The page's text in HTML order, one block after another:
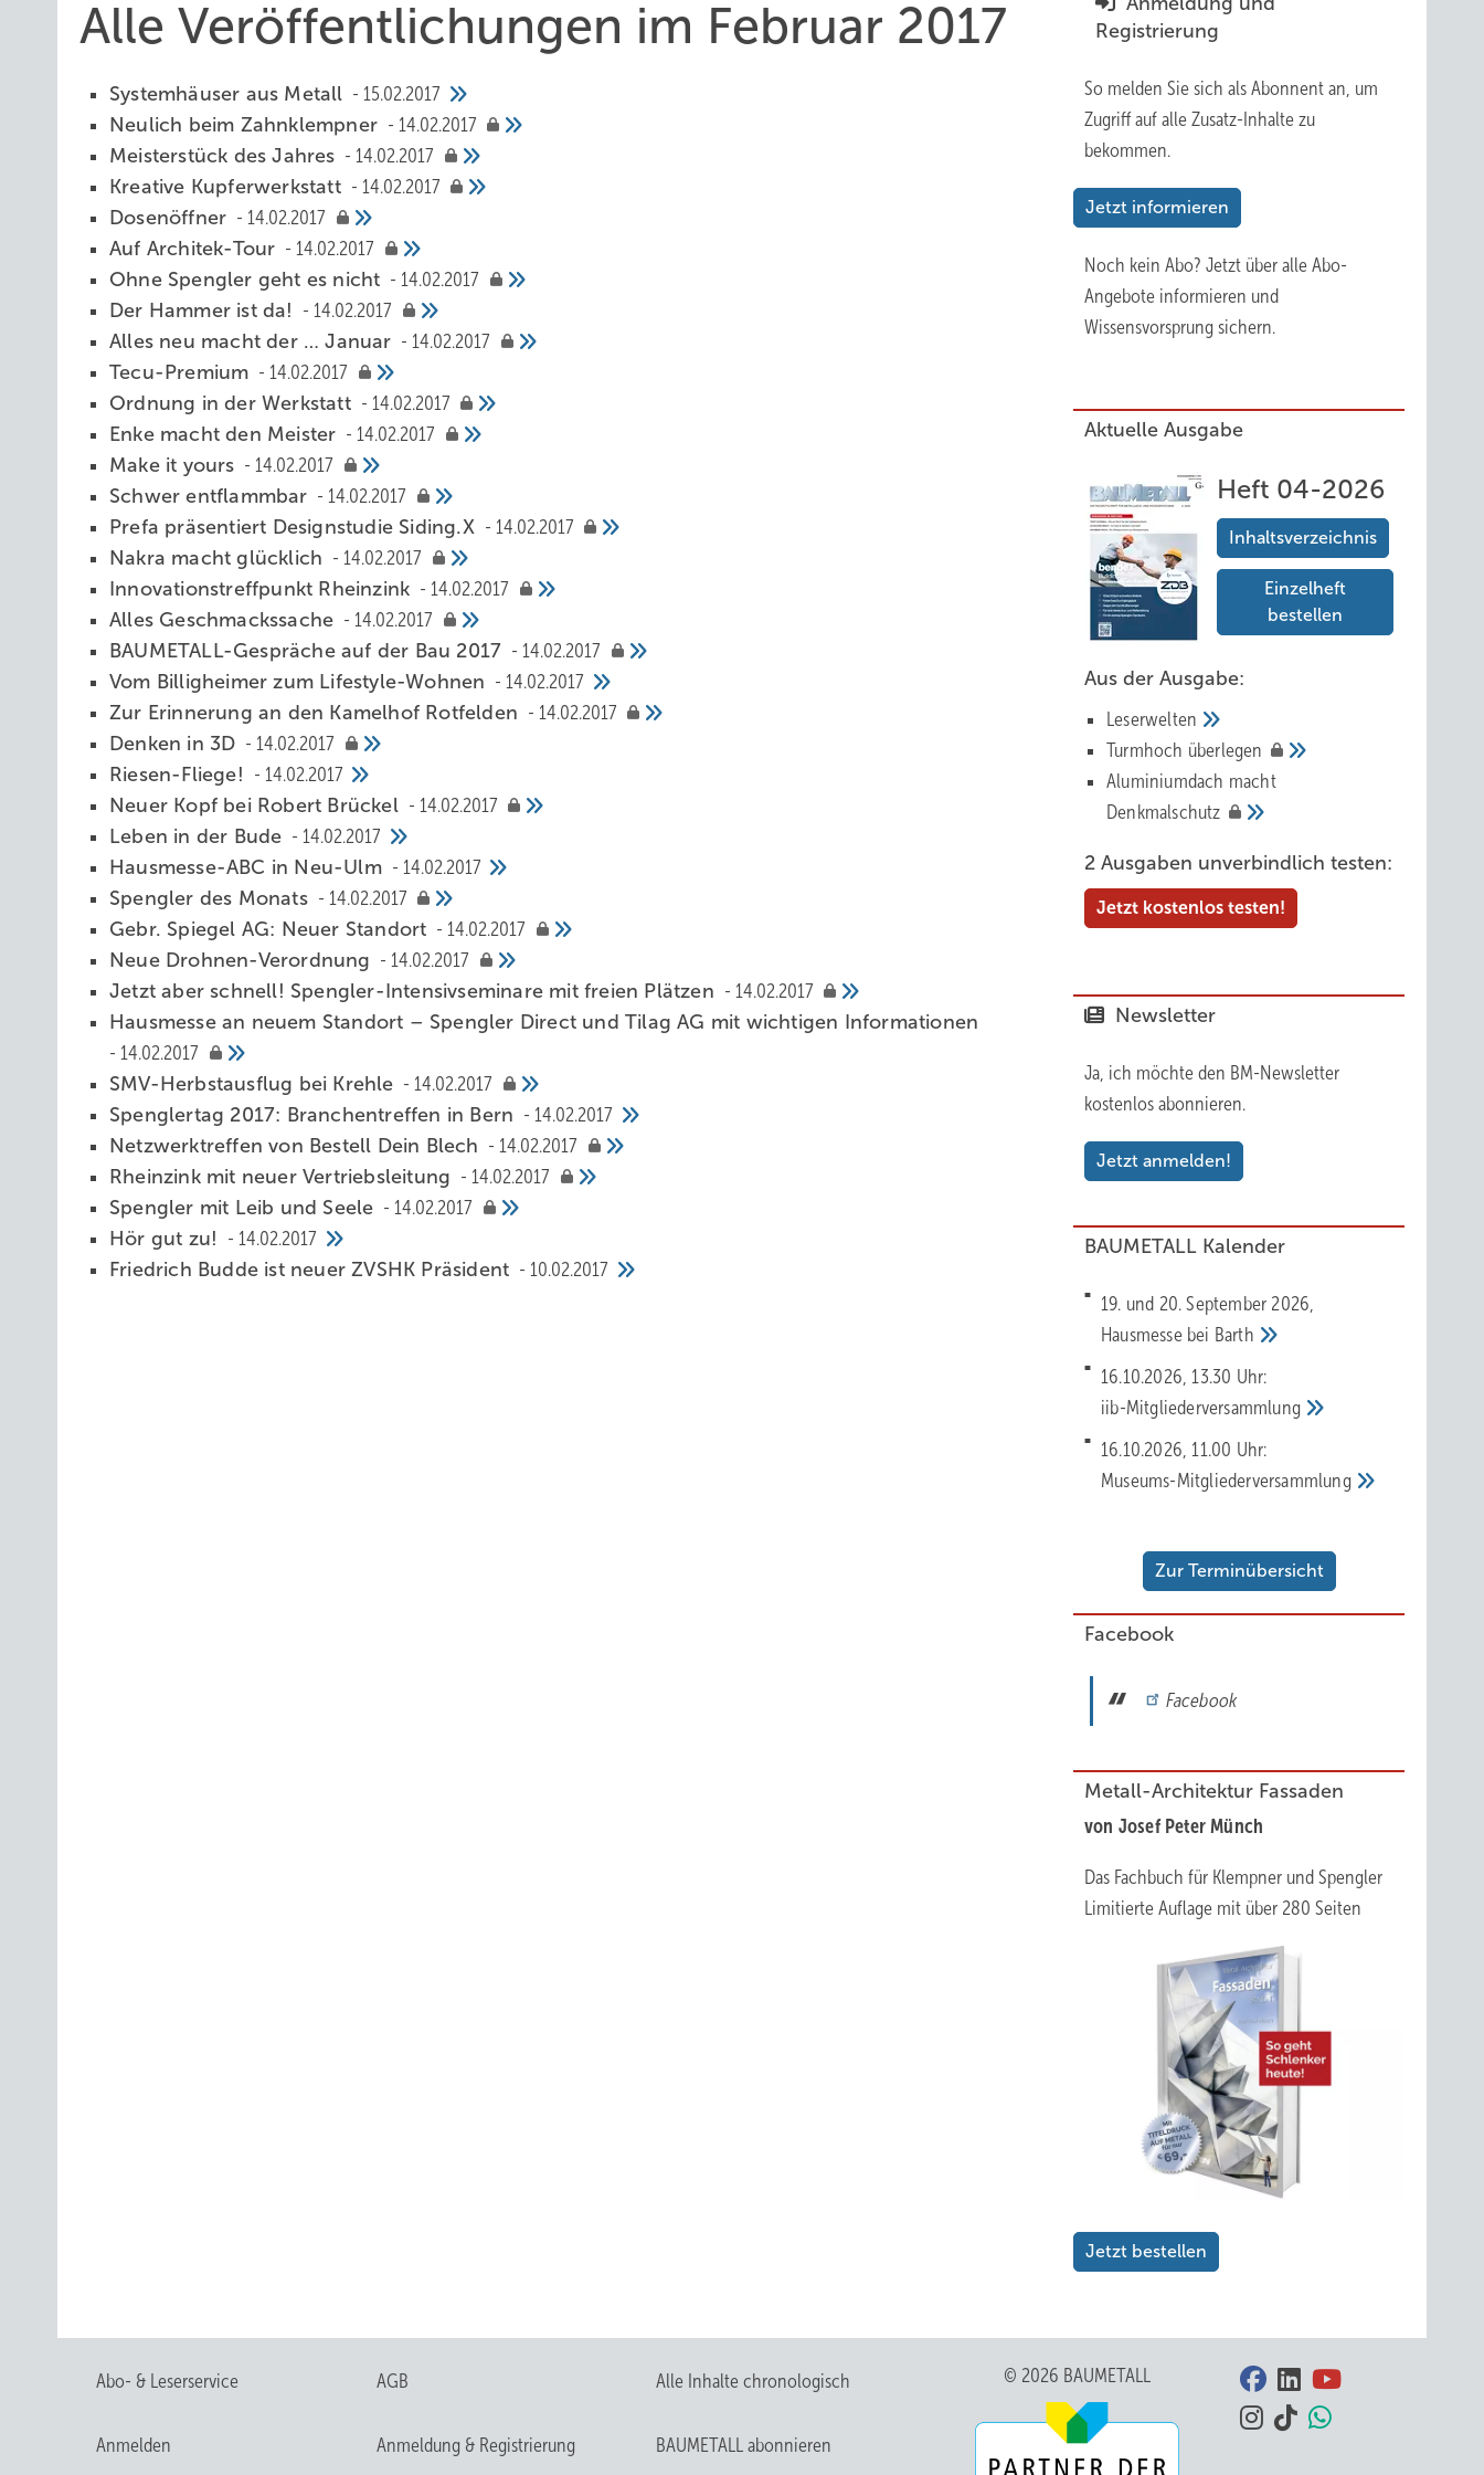
Alle Veröffentlichungen im Februar 2017
Systemhäuser aus Metall
15.02.2017
Neulich beim Zahnklempner
14.02.2017
Meisterstück des Jahres
14.02.2017
Kreative Kupferwerkstatt
14.02.2017
Dosenöffner
14.02.2017
Auf Architek-Tour
14.02.2017
Ohne Spengler geht es nicht
14.02.2017
Der Hammer ist da!
14.02.2017
Alles neu macht der … Januar
14.02.2017
Tecu-Premium
14.02.2017
Ordnung in der Werkstatt
14.02.2017
Enke macht den Meister
14.02.2017
Make it yours
14.02.2017
Schwer entflammbar
14.02.2017
Prefa präsentiert Designstudie Siding.X
14.02.2017
Nakra macht glücklich
14.02.2017
Innovationstreffpunkt Rheinzink
14.02.2017
Alles Geschmackssache
14.02.2017
BAUMETALL-Gespräche auf der Bau 2017
14.02.2017
Vom Billigheimer zum Lifestyle-Wohnen
14.02.2017
Zur Erinnerung an den Kamelhof Rotfelden
14.02.2017
Denken in 3D
14.02.2017
Riesen-Fliege!
14.02.2017
Neuer Kopf bei Robert Brückel
14.02.2017
Leben in der Bude
14.02.2017
Hausmesse-ABC in Neu-Ulm
14.02.2017
Spengler des Monats
14.02.2017
Gebr. Spiegel AG: Neuer Standort
14.02.2017
Neue Drohnen-Verordnung
14.02.2017
Jetzt aber schnell! Spengler-Intensivseminare mit freien Plätzen
14.02.2017
Hausmesse an neuem Standort – Spengler Direct und Tilag AG mit wichtigen Informationen
14.02.2017
SMV-Herbstausflug bei Krehle
14.02.2017
Spenglertag 2017: Branchentreffen in Bern
14.02.2017
Netzwerktreffen von Bestell Dein Blech
14.02.2017
Rheinzink mit neuer Vertriebsleitung
14.02.2017
Spengler mit Leib und Seele
14.02.2017
Hör gut zu!
14.02.2017
Friedrich Budde ist neuer ZVSHK Präsident
10.02.2017
Registrierung
So melden Sie sich als Abonnent an, um
Zugriff auf alle Zusatz-Inhalte zu
bekommen.
Jetzt informieren
Noch kein Abo? Jetzt über alle Abo-
Angebote informieren und
Wissensvorsprung sichern.
Aktuelle Ausgabe
Heft 04-2026
Inhaltsverzeichnis
Einzelheft
bestellen
Aus der Ausgabe:
Leserwelten
Tur mhoch überlegen
Aluminiumdach macht
Denkmalschutz
2 Ausgaben unverbindlich testen:
Jetzt kostenlos testen!
Newsletter
Ja, ich möchte den BM-Newsletter
kostenlos abonnieren.
Jetzt anmelden!
BAUMETALL Kalender
19. und 20. September 2026,
Hausmesse bei Barth
16.10.2026, 13.30 Uhr:
iib-Mitgliederversammlung
16.10.2026, 11.00 Uhr:
Museums-Mitgliederversammlung
Zur Terminübersicht
Facebook
Facebook
Metall-Architektur Fassaden
von Josef Peter Münch
Das Fachbuch für Klempner und Spengler
Limitierte Auflage mit über 280 Seiten
Jetzt bestellen
Abo- & Leserservice AGB Alle Inhalte chronologisch
Anmelden Anmeldung & Registrierung BAUMETALL abonnieren
© 2026 BAUMETALL